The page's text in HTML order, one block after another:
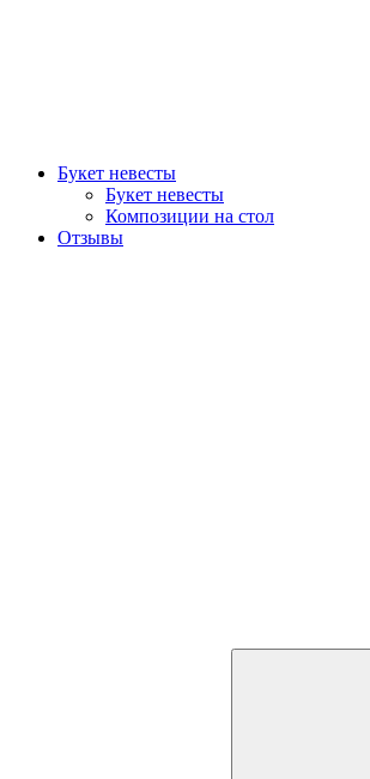
Букет невесты
Букет невесты
Композиции на стол
Отзывы